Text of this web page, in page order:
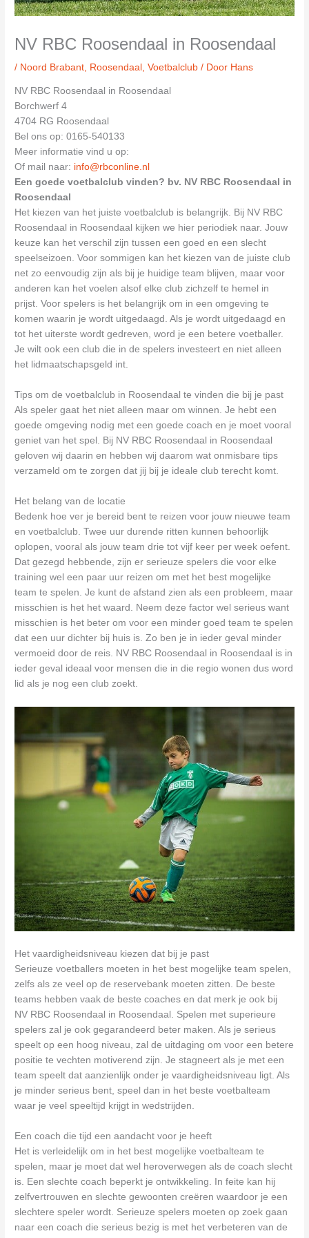
NV RBC Roosendaal in Roosendaal
/ Noord Brabant, Roosendaal ,Voetbalclub / Door Hans
NV RBC Roosendaal in Roosendaal
Borchwerf 4
4704 RG Roosendaal
Bel ons op: 0165-540133
Meer informatie vind u op:
Of mail naar: info@rbconline.nl
Een goede voetbalclub vinden? bv. NV RBC Roosendaal in
Roosendaal
Het kiezen van het juiste voetbalclub is belangrijk. Bij NV RBC
Roosendaal in Roosendaal kijken we hier periodiek naar. Jouw
keuze kan het verschil zijn tussen een goed en een slecht
speelseizoen. Voor sommigen kan het kiezen van de juiste club
net zo eenvoudig zijn als bij je huidige team blijven, maar voor
anderen kan het voelen alsof elke club zichzelf te hemel in
prijst. Voor spelers is het belangrijk om in een omgeving te
komen waarin je wordt uitgedaagd. Als je wordt uitgedaagd en
tot het uiterste wordt gedreven, word je een betere voetballer.
Je wilt ook een club die in de spelers investeert en niet alleen
het lidmaatschapsgeld int.
Tips om de voetbalclub in Roosendaal te vinden die bij je past
Als speler gaat het niet alleen maar om winnen. Je hebt een
goede omgeving nodig met een goede coach en je moet vooral
geniet van het spel. Bij NV RBC Roosendaal in Roosendaal
geloven wij daarin en hebben wij daarom wat onmisbare tips
verzameld om te zorgen dat jij bij je ideale club terecht komt.
Het belang van de locatie
Bedenk hoe ver je bereid bent te reizen voor jouw nieuwe team
en voetbalclub. Twee uur durende ritten kunnen behoorlijk
oplopen, vooral als jouw team drie tot vijf keer per week oefent.
Dat gezegd hebbende, zijn er serieuze spelers die voor elke
training wel een paar uur reizen om met het best mogelijke
team te spelen. Je kunt de afstand zien als een probleem, maar
misschien is het het waard. Neem deze factor wel serieus want
misschien is het beter om voor een minder goed team te spelen
dat een uur dichter bij huis is. Zo ben je in ieder geval minder
vermoeid door de reis. NV RBC Roosendaal in Roosendaal is in
ieder geval ideaal voor mensen die in die regio wonen dus word
lid als je nog een club zoekt.
Het vaardigheidsniveau kiezen dat bij je past
Serieuze voetballers moeten in het best mogelijke team spelen,
zelfs als ze veel op de reservebank moeten zitten. De beste
teams hebben vaak de beste coaches en dat merk je ook bij
NV RBC Roosendaal in Roosendaal. Spelen met superieure
spelers zal je ook gegarandeerd beter maken. Als je serieus
speelt op een hoog niveau, zal de uitdaging om voor een betere
positie te vechten motiverend zijn. Je stagneert als je met een
team speelt dat aanzienlijk onder je vaardigheidsniveau ligt. Als
je minder serieus bent, speel dan in het beste voetbalteam
waar je veel speeltijd krijgt in wedstrijden.
Een coach die tijd een aandacht voor je heeft
Het is verleidelijk om in het best mogelijke voetbalteam te
spelen, maar je moet dat wel heroverwegen als de coach slecht
is. Een slechte coach beperkt je ontwikkeling. In feite kan hij
zelfvertrouwen en slechte gewoonten creëren waardoor je een
slechtere speler wordt. Serieuze spelers moeten op zoek gaan
naar een coach die serieus bezig is met het verbeteren van de